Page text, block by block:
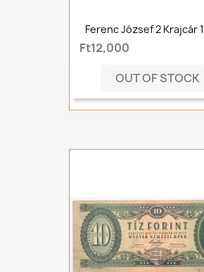
Ferenc József 2 Krajcár
Ft12,000
OUT OF STOCK